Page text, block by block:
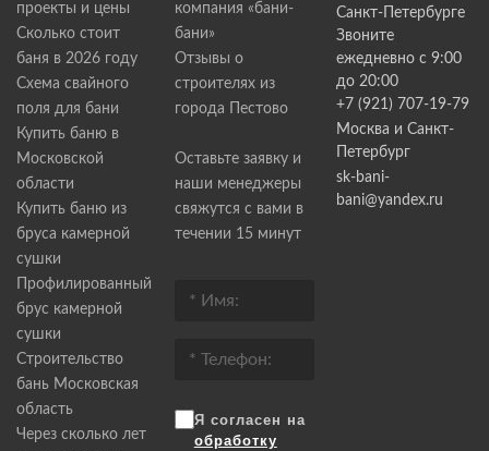
проекты и цены
Сколько стоит
баня в 2026 году
Схема свайного
поля для бани
Купить баню в
Московской
области
Купить баню из
бруса камерной
сушки
Профилированный
брус камерной
сушки
Строительство
бань Московская
область
Через сколько лет
компания «бани-
бани»
Отзывы о
строителях из
города Пестово
Оставьте заявку и
наши менеджеры
свяжутся с вами в
течении 15 минут
Я согласен на
обработку
Санкт-Петербурге
Звоните
ежедневно с 9:00
до 20:00
+7 (921) 707-19-79
Москва и Санкт-
Петербург
sk-bani-
bani@yandex.ru